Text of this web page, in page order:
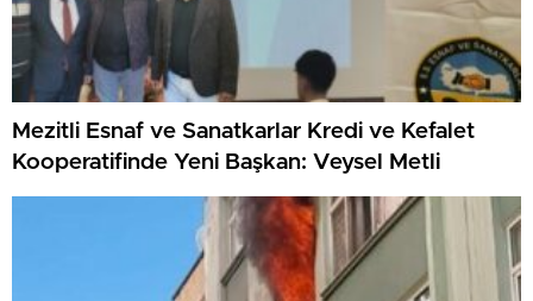
Mezitli Esnaf ve Sanatkarlar Kredi ve Kefalet
Kooperatifinde Yeni Başkan: Veysel Metli